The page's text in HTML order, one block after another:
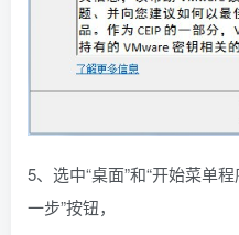
5、选中“桌面”和“开始菜单
一步”按钮，